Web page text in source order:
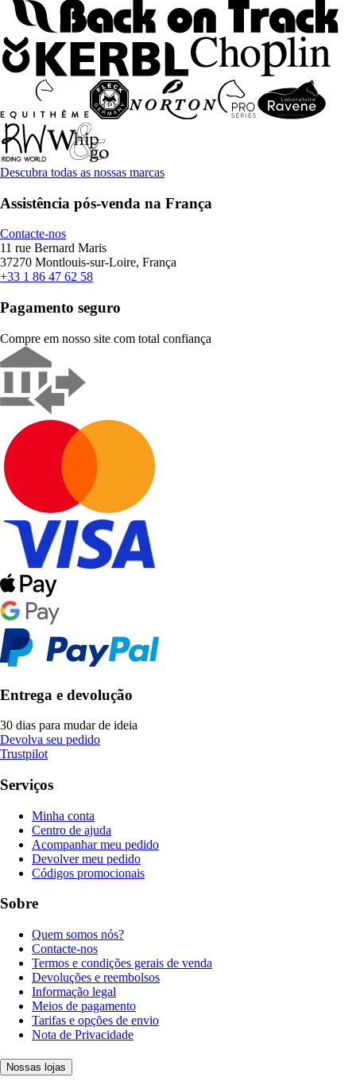
Descubra todas as nossas marcas
Assistência pós-venda na França
Contacte-nos
11 rue Bernard Maris
37270 Montlouis-sur-Loire, França
+33 1 86 47 62 58
Pagamento seguro
Compre em nosso site com total confiança
Entrega e devolução
30 dias para mudar de ideia
Devolva seu pedido
Trustpilot
Serviços
Minha conta
Centro de ajuda
Acompanhar meu pedido
Devolver meu pedido
Códigos promocionais
Sobre
Quem somos nós?
Contacte-nos
Termos e condições gerais de venda
Devoluções e reembolsos
Informação legal
Meios de pagamento
Tarifas e opções de envio
Nota de Privacidade
Nossas lojas